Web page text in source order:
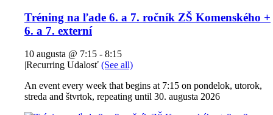
Tréning na ľade 6. a 7. ročník ZŠ Komenského +
6. a 7. externí
10 augusta @ 7:15 - 8:15
|Recurring Udalosť (See all)
An event every week that begins at 7:15 on pondelok, utorok,
streda and štvrtok, repeating until 30. augusta 2026